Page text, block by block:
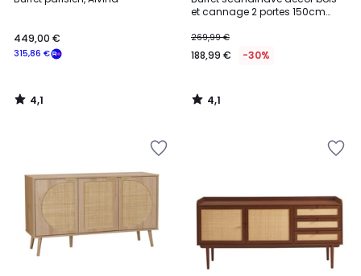
315,86 €
449,00 €
4,1
/
et cannage 2 portes 150cm
269,99 €
188,99 € -30%
4,1
/